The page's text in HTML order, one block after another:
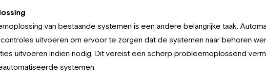
van bestaande systemen is een andere belangrijke taak.
uitvoeren om ervoor te zorgen dat de systemen naar behoren
uitvoeren indien nodig. Dit vereist een scherp probleemoplossend
systemen.